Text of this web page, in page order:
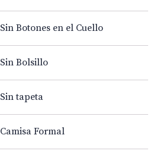
Sin Botones en el Cuello
Sin Bolsillo
Sin tapeta
Camisa Formal